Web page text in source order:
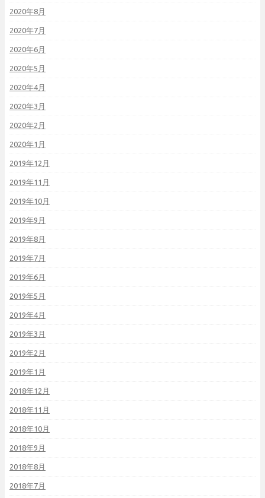
2020年8月
2020年7月
2020年6月
2020年5月
2020年4月
2020年3月
2020年2月
2020年1月
2019年12月
2019年11月
2019年10月
2019年9月
2019年8月
2019年7月
2019年6月
2019年5月
2019年4月
2019年3月
2019年2月
2019年1月
2018年12月
2018年11月
2018年10月
2018年9月
2018年8月
2018年7月